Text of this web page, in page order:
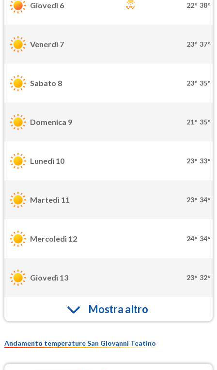
Giovedì 6 22° 38°
Venerdì 7 23° 37°
Sabato 8 23° 35°
Domenica 9 21° 35°
Lunedì 10 23° 33°
Martedì 11 23° 34°
Mercoledì 12 24° 34°
Giovedì 13 23° 32°
Mostra altro
Andamento temperature San Giovanni Teatino